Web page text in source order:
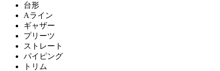
台形
Aライン
ギャザー
プリーツ
ストレート
パイピング
トリム